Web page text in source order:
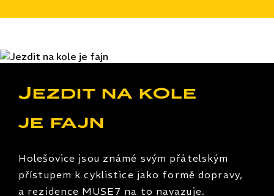
Jezdit na kole
je fajn
Holešovice jsou známé svým přátelským
přístupem k cyklistice jako formě dopravy,
a rezidence MUSE7 na to navazuje.